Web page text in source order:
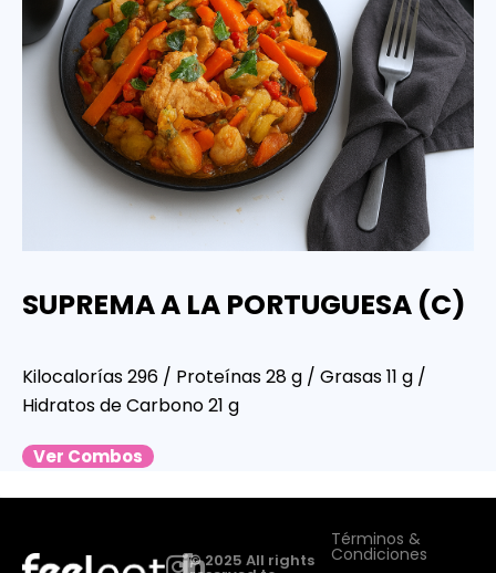
SUPREMA A LA PORTUGUESA (C)
Kilocalorías 296 / Proteínas 28 g / Grasas 11 g /
Hidratos de Carbono 21 g
Ver Combos
© 2025 All rights
Términos &
Condiciones